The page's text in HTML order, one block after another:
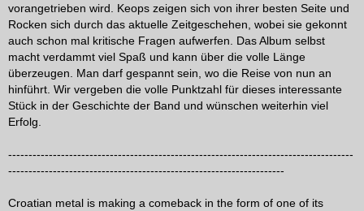
vorangetrieben wird. Keops zeigen sich von ihrer besten Seite und
Rocken sich durch das aktuelle Zeitgeschehen, wobei sie gekonnt
auch schon mal kritische Fragen aufwerfen. Das Album selbst
macht verdammt viel Spaß und kann über die volle Länge
überzeugen. Man darf gespannt sein, wo die Reise von nun an
hinführt. Wir vergeben die volle Punktzahl für dieses interessante
Stück in der Geschichte der Band und wünschen weiterhin viel
Erfolg.
-------------------------------------------------------------------------------------
--------------------------------------------------------------------
Croatian metal is making a comeback in the form of one of its